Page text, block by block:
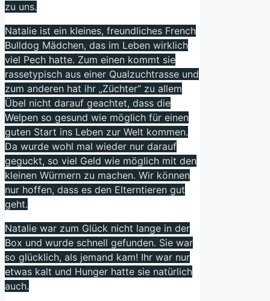
zu uns.
Natalie ist ein kleines, freundliches French
Bulldog Mädchen, das im Leben wirklich
viel Pech hatte. Zum einen kommt sie
rassetypisch aus einer Qualzuchtrasse und
zum anderen hat ihr „Züchter“ zu allem
Übel nicht darauf geachtet, dass die
Welpen so gesund wie möglich für einen
guten Start ins Leben zur Welt kommen.
Da wurde wohl mal wieder nur darauf
geguckt, so viel Geld wie möglich mit den
kleinen Würmern zu machen. Wir können
nur hoffen, dass es den Elterntieren gut
geht.
Natalie war zum Glück nicht lange in der
Box und wurde schnell gefunden. Sie war
so glücklich, als jemand kam! Ihr war nur
etwas kalt und Hunger hatte sie natürlich
auch.